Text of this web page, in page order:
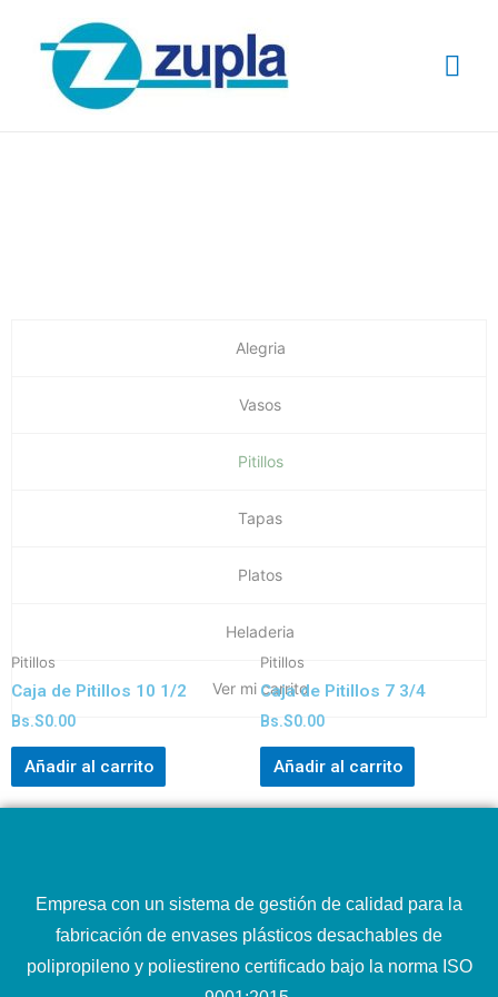
Alegria
Vasos
Pitillos
Tapas
Platos
Heladeria
Ver mi carrito
Pitillos
Caja de Pitillos 10 1/2
Bs.S0.00
Añadir al carrito
Pitillos
Caja de Pitillos 7 3/4
Bs.S0.00
Añadir al carrito
Empresa con un sistema de gestión de calidad para la
fabricación de envases plásticos desachables de
polipropileno y poliestireno certificado bajo la norma ISO